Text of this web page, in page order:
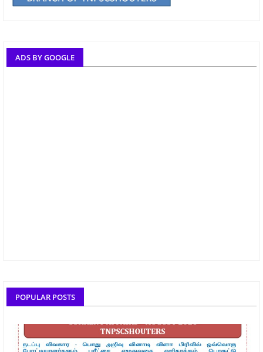
ADS BY GOOGLE
POPULAR POSTS